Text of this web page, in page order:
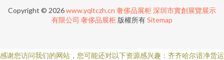
Copyright © 2026www.yqltczh.cn 奢侈品展柜深圳市實創展覽展示
有限公司 奢侈品展柜 版權所有Sitemap
感谢您访问我们的网站，您可能还对以下资源感兴趣：齐齐哈尔谙净货运